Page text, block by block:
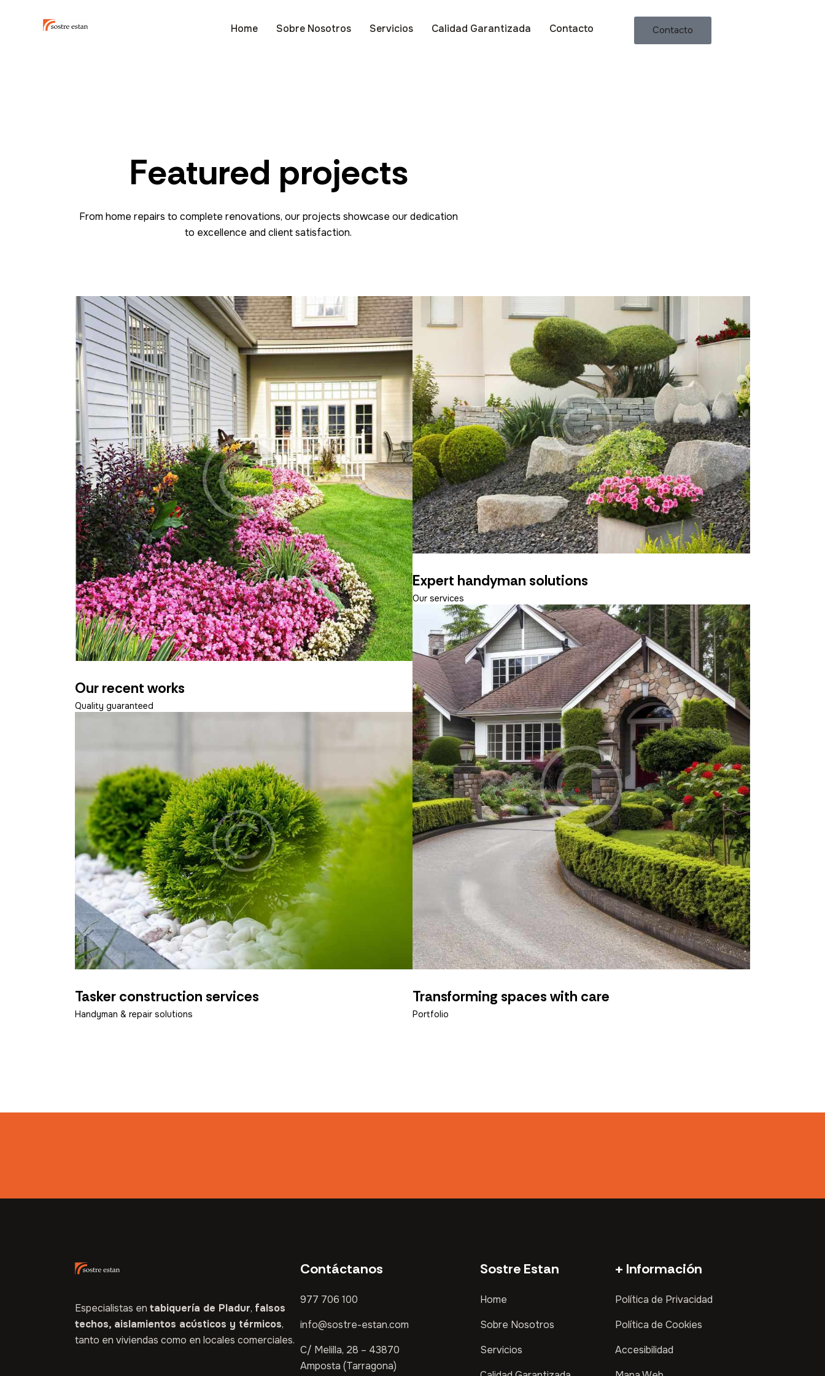
Home Sobre Nosotros Servicios Calidad Garantizada Contacto Contacto
Featured projects
From home repairs to complete renovations, our projects showcase our dedication
to excellence and client satisfaction.
Our recent works
Quality guaranteed
Tasker construction services
Handyman & repair solutions
Expert handyman solutions
Our services
Transforming spaces with care
Portfolio
Especialistas en tabiquería de Pladur, falsos
techos, aislamientos acústicos y térmicos,
tanto en viviendas como en locales comerciales.
Contáctanos
977 706 100
info@sostre-estan.com
C/ Melilla, 28 – 43870
Amposta (Tarragona)
Sostre Estan
Home
Sobre Nosotros
Servicios
+ Información
Política de Privacidad
Política de Cookies
Accesibilidad